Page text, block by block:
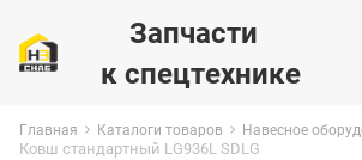
Запчасти
к спецтехнике
Главная Каталоги товаров Навесное
Ковш стандартный LG936L SDLG